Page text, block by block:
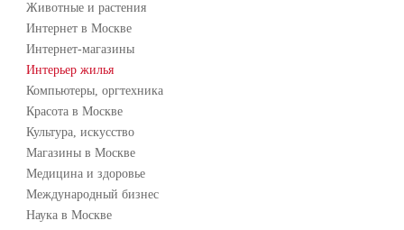
Животные и растения
Интернет в Москве
Интернет-магазины
Интерьер жилья
Компьютеры, оргтехника
Красота в Москве
Культура, искусство
Магазины в Москве
Медицина и здоровье
Международный бизнес
Наука в Москве